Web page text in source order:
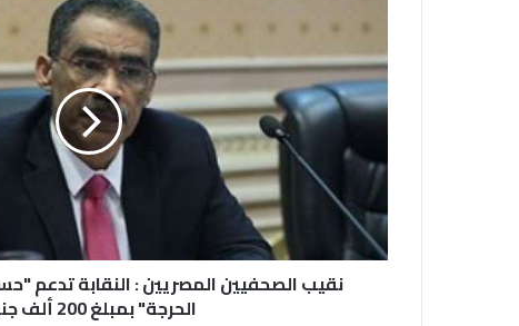
نقيب الصحفيين المصريين : النقابة تدعم
الحرجة" بمبلغ 200 ألف جنيه